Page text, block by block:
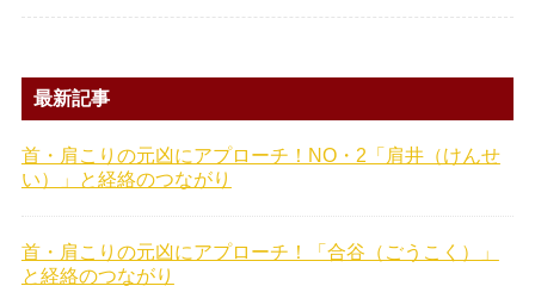
最新記事
首・肩こりの元凶にアプローチ！NO・2「肩井（けんせ
い）」と経絡のつながり
首・肩こりの元凶にアプローチ！「合谷（ごうこく）」
と経絡のつながり